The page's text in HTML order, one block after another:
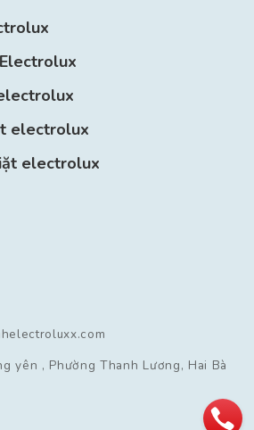
electrolux
electrolux
yên , Phường Thanh Lương, Hai Bà